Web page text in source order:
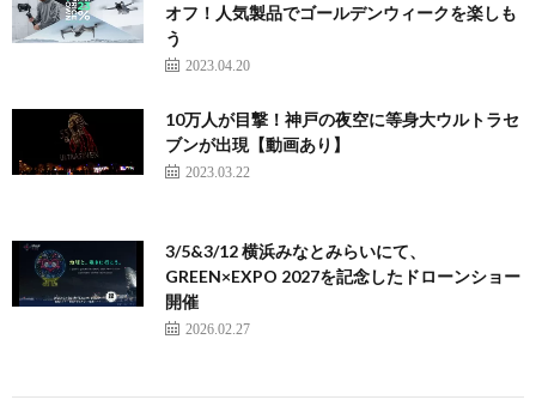
オフ！人気製品でゴールデンウィークを楽しも
う
2023.04.20
10万人が目撃！神戸の夜空に等身大ウルトラセ
ブンが出現【動画あり】
2023.03.22
3/5&3/12 横浜みなとみらいにて、
GREEN×EXPO 2027を記念したドローンショー
開催
2026.02.27